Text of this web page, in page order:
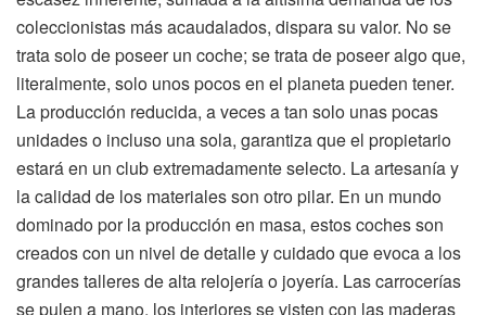
coleccionistas más acaudalados, dispara su valor. No se
trata solo de poseer un coche; se trata de poseer algo que,
literalmente, solo unos pocos en el planeta pueden tener.
La producción reducida, a veces a tan solo unas pocas
unidades o incluso una sola, garantiza que el propietario
estará en un club extremadamente selecto. La artesanía y
la calidad de los materiales son otro pilar. En un mundo
dominado por la producción en masa, estos coches son
creados con un nivel de detalle y cuidado que evoca a los
grandes talleres de alta relojería o joyería. Las carrocerías
se pulen a mano, los interiores se visten con las maderas